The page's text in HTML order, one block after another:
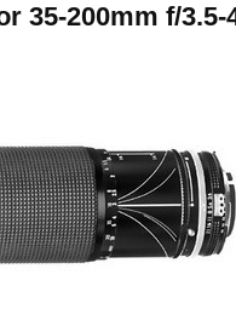
35-200mm f/3.5-